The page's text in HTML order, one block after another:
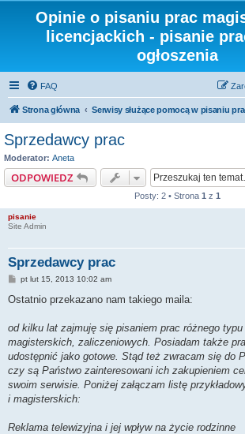
Opinie o pisaniu prac
licencjackich - pisanie
ogłoszenia
FAQ
Strona główna Serwisy służące pomocą w pisaniu
Sprzedawcy prac
Moderator: Aneta
ODPOWIEDZ
Posty: 2 • Strona 1 z 1
pisanie
Site Admin
Sprzedawcy prac
P
s
pt lut 15, 2013 10:02 am
Ostatnio przekazano nam takiego maila:
od kilku lat zajmuję się pisaniem prac różnego typu
magisterskich, zaliczeniowych. Posiadam także
udostępnić jako gotowe. Stąd też zwracam się do
czy są Państwo zainteresowani ich zakupieniem
swoim serwisie. Poniżej załączam listę
i magisterskich:
Reklama telewizyjna i jej wpływ na życie rodzinne